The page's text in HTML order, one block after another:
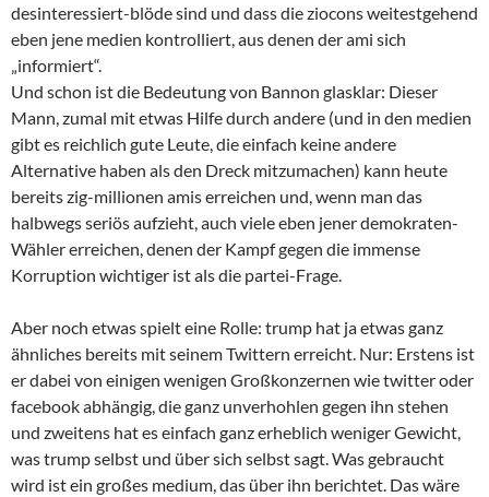
desinteressiert-blöde sind und dass die ziocons weitestgehend
eben jene medien kontrolliert, aus denen der ami sich
„informiert“.
Und schon ist die Bedeutung von Bannon glasklar: Dieser
Mann, zumal mit etwas Hilfe durch andere (und in den medien
gibt es reichlich gute Leute, die einfach keine andere
Alternative haben als den Dreck mitzumachen) kann heute
bereits zig-millionen amis erreichen und, wenn man das
halbwegs seriös aufzieht, auch viele eben jener demokraten-
Wähler erreichen, denen der Kampf gegen die immense
Korruption wichtiger ist als die partei-Frage.
Aber noch etwas spielt eine Rolle: trump hat ja etwas ganz
ähnliches bereits mit seinem Twittern erreicht. Nur: Erstens ist
er dabei von einigen wenigen Großkonzernen wie twitter oder
facebook abhängig, die ganz unverhohlen gegen ihn stehen
und zweitens hat es einfach ganz erheblich weniger Gewicht,
was trump selbst und über sich selbst sagt. Was gebraucht
wird ist ein großes medium, das über ihn berichtet. Das wäre